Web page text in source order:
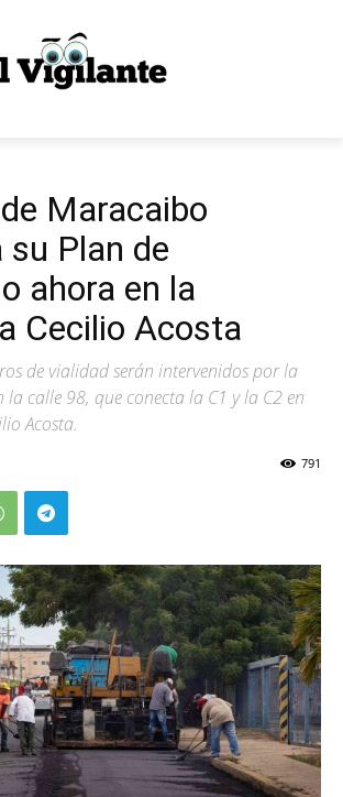
Maracaibo
Plan de
ahora en la
Cecilio Acosta
de vialidad serán intervenidos por la
calle 98, que conecta la C1 y la C2 en
Acosta.
791